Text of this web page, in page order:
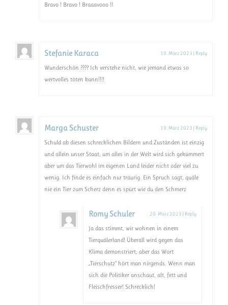
Bravo ! Bravo ! Braaavooo !!
Stefanie Karaca 19. März 2023 | Reply
Wunderschön ???? Ich verstehe nicht, wie jemand etwas so
wertvolles töten kann!!!!
Marga Schuster 19. März 2023 | Reply
Schuld ab diesen schrecklichen Bildern und Zuständen ist einzig
und allein unser Staat, um alles in der Welt wird sich gekümmert
aber um das Tierwohl im eigenen Land leider nicht oder viel zu
wenig. Ich finde es einfach nur traurig. Ein Spruch sagt, quäle
nie ein Tier zum Scherz denn es spürt wie du den Schmerz
Romy Schuler 20. März 2023 | Reply
Ja das stimmt, wir wohnen in einem
Tierquälerland! Überall wird gegen das
Klima demonstriert, aber das Wort
„Tierschutz“ hört man nirgends. Wenn man
sich die Politiker anschaut, alt, fett und
Fleischfresser! Schrecklich!